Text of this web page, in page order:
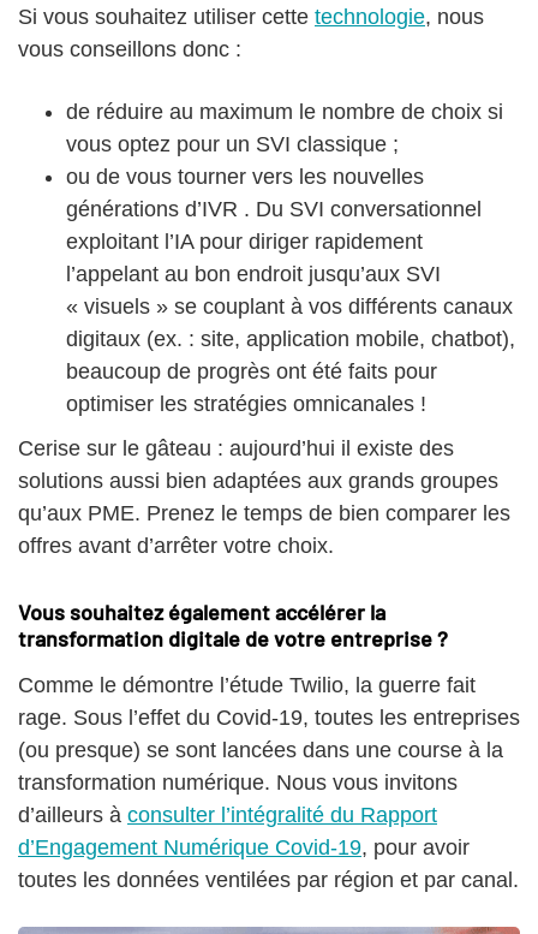
Si vous souhaitez utiliser cette technologie, nous
vous conseillons donc :
de réduire au maximum le nombre de choix si
vous optez pour un SVI classique ;
ou de vous tourner vers les nouvelles
générations d’IVR . Du SVI conversationnel
exploitant l’IA pour diriger rapidement
l’appelant au bon endroit jusqu’aux SVI
« visuels » se couplant à vos différents canaux
digitaux (ex. : site, application mobile, chatbot),
beaucoup de progrès ont été faits pour
optimiser les stratégies omnicanales !
Cerise sur le gâteau : aujourd’hui il existe des
solutions aussi bien adaptées aux grands groupes
qu’aux PME. Prenez le temps de bien comparer les
offres avant d’arrêter votre choix.
Vous souhaitez également accélérer la
transformation digitale de votre entreprise ?
Comme le démontre l’étude Twilio, la guerre fait
rage. Sous l’effet du Covid-19, toutes les entreprises
(ou presque) se sont lancées dans une course à la
transformation numérique. Nous vous invitons
d’ailleurs à consulter l’intégralité du Rapport
d’Engagement Numérique Covid-19, pour avoir
toutes les données ventilées par région et par canal.